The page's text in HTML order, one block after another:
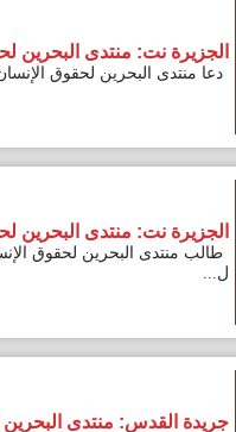
منتدى البحرين لحقوق
لحقوق الإنسان إلى
منتدى البحرين لحقوق
البحرين لحقوق الإنسان الأمين
منتدى البحرين لحقوق